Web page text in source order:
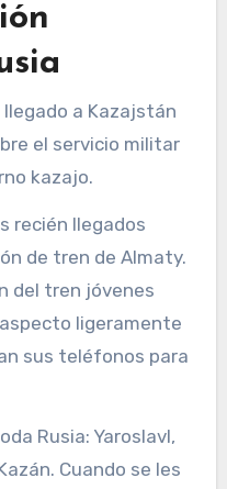
a Kazajstán
el servicio militar
kazajo.
recién llegados
de tren de Almaty.
del tren jóvenes
ligeramente
sus teléfonos para
Rusia: Yaroslavl,
Cuando se les